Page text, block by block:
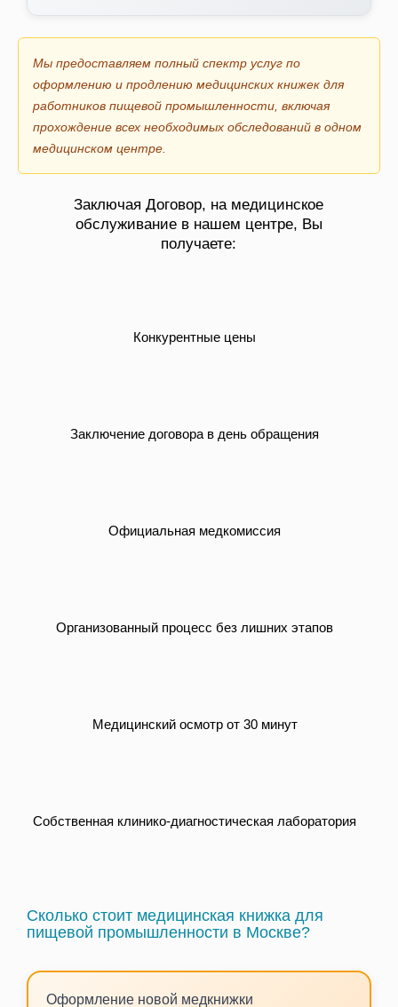
Мы предоставляем полный спектр услуг по
оформлению и продлению медицинских книжек для
работников пищевой промышленности, включая
прохождение всех необходимых обследований в одном
медицинском центре.
Заключая Договор, на медицинское
обслуживание в нашем центре, Вы
получаете:
Конкурентные цены
Заключение договора в день обращения
Официальная медкомиссия
Организованный процесс без лишних этапов
Медицинский осмотр от 30 минут
Собственная клинико-диагностическая лаборатория
Сколько стоит медицинская книжка для
пищевой промышленности в Москве?
Оформление новой медкнижки